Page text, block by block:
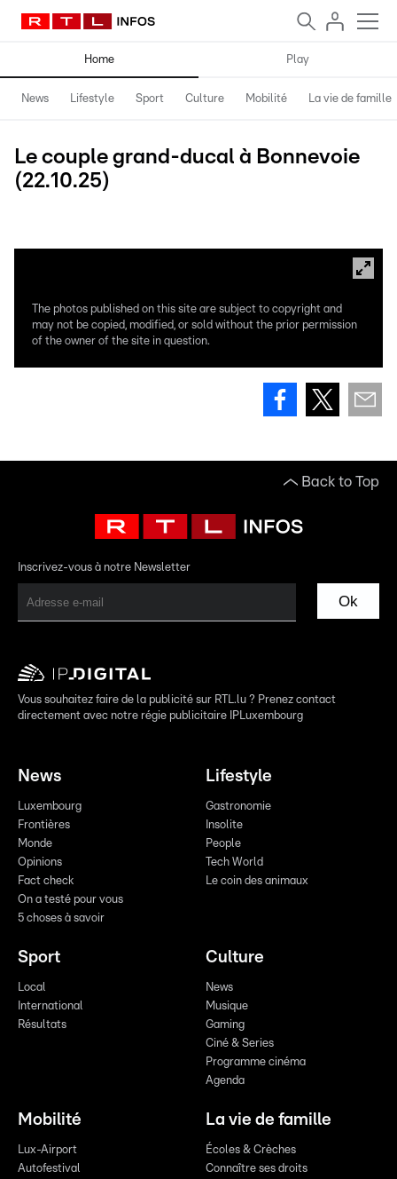
Home Play
News Lifestyle Sport Culture Mobilité La vie de famille
Le couple grand-ducal à Bonnevoie
(22.10.25)
The photos published on this site are subject to copyright and
may not be copied, modified, or sold without the prior permission
of the owner of the site in question.
Back to Top
Inscrivez-vous à notre Newsletter
Ok
Vous souhaitez faire de la publicité sur RTL.lu ? Prenez contact
directement avec notre régie publicitaire IPLuxembourg
News
Luxembourg
Frontières
Monde
Opinions
Fact check
On a testé pour vous
5 choses à savoir
Lifestyle
Gastronomie
Insolite
People
Tech World
Le coin des animaux
Sport
Local
International
Résultats
Culture
News
Musique
Gaming
Ciné & Series
Programme cinéma
Agenda
Mobilité
Lux-Airport
Autofestival
La vie de famille
Écoles & Crèches
Connaître ses droits